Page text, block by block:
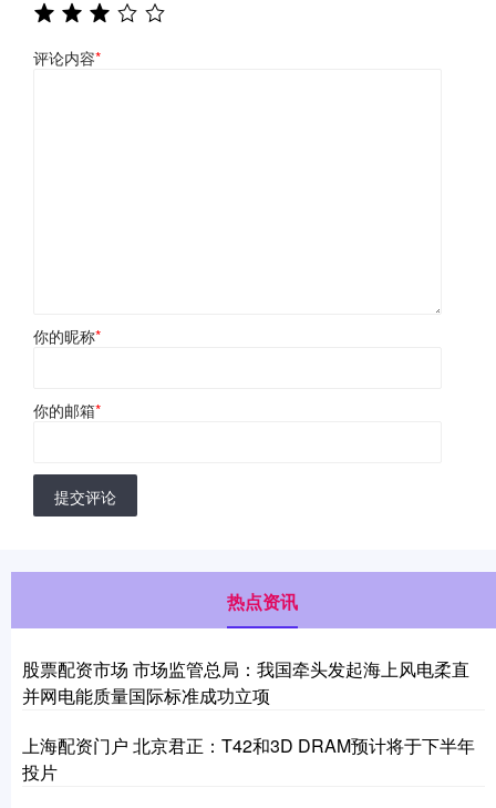
评论内容*
你的昵称*
你的邮箱*
提交评论
热点资讯
股票配资市场 市场监管总局：我国牵头发起海上风电柔直
并网电能质量国际标准成功立项
上海配资门户 北京君正：T42和3D DRAM预计将于下半年
投片